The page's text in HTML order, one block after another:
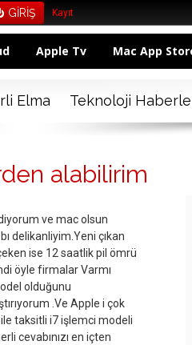
Kayıt
Apple Tv Mac App
Elma Teknoloji
alabilirim
ve mac olsun
delikanliyim.Yeni çıkan
ise 12 saatlik pil ömrü
öyle firmalar Varmı
olduğunu
.Ve Apple i çok
taksitli i7 işlemci modeli
cevabınızı en içten